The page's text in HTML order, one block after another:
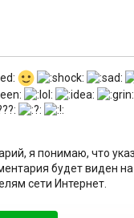
я понимаю, что
будет виден на
сети Интернет.